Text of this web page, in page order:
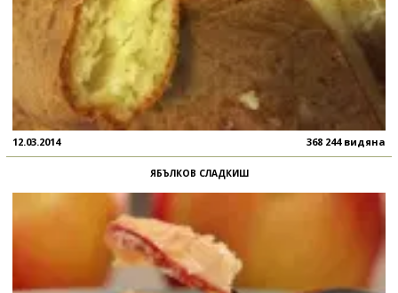
12.03.2014 368 244 видяна
ЯБЪЛКОВ СЛАДКИШ